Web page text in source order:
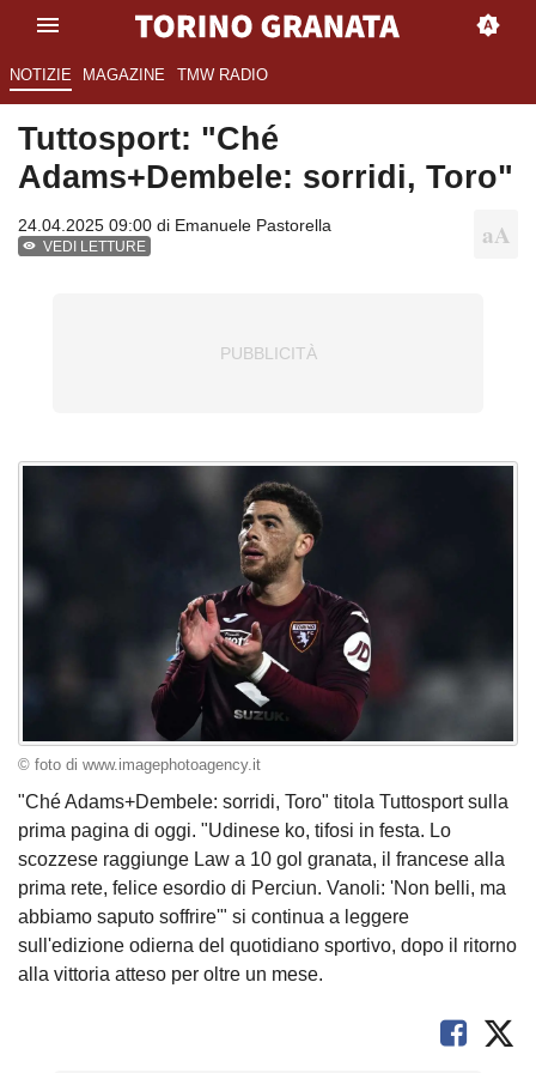
NOTIZIE MAGAZINE TMW RADIO
Tuttosport: "Ché
Adams+Dembele: sorridi, Toro"
24.04.2025 09:00 di Emanuele Pastorella
VEDI LETTURE
© foto di www.imagephotoagency.it
"Ché Adams+Dembele: sorridi, Toro" titola Tuttosport sulla
prima pagina di oggi. "Udinese ko, tifosi in festa. Lo
scozzese raggiunge Law a 10 gol granata, il francese alla
prima rete, felice esordio di Perciun. Vanoli: 'Non belli, ma
abbiamo saputo soffrire'" si continua a leggere
sull'edizione odierna del quotidiano sportivo, dopo il ritorno
alla vittoria atteso per oltre un mese.